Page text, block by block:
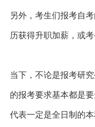
另外，考生们报考自
历获得升职加薪，或
当下，不论是报考研
的报考要求基本都是
代表一定是全日制的